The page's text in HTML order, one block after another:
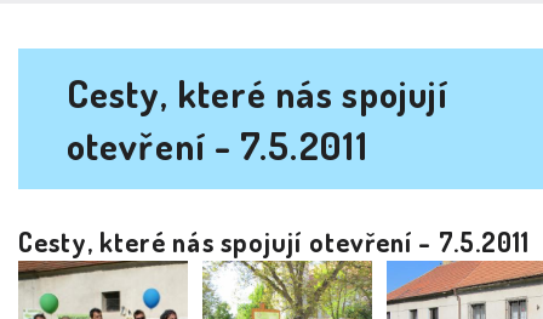
Cesty, které nás spojují
otevření - 7.5.2011
Cesty, které nás spojují otevření - 7.5.2011